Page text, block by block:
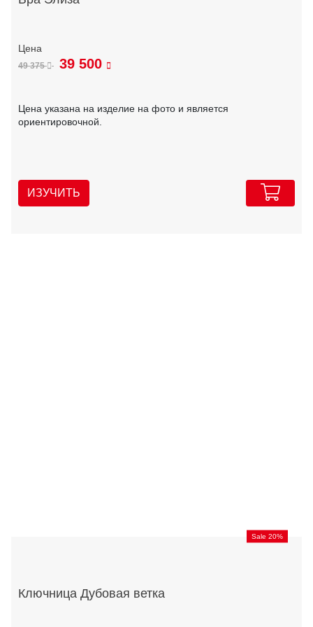
49 375 39 500
Цена указана на изделие на фото и является
ориентировочной.
ИЗУЧИТЬ
Sale 20%
Ключница Дубовая ветка